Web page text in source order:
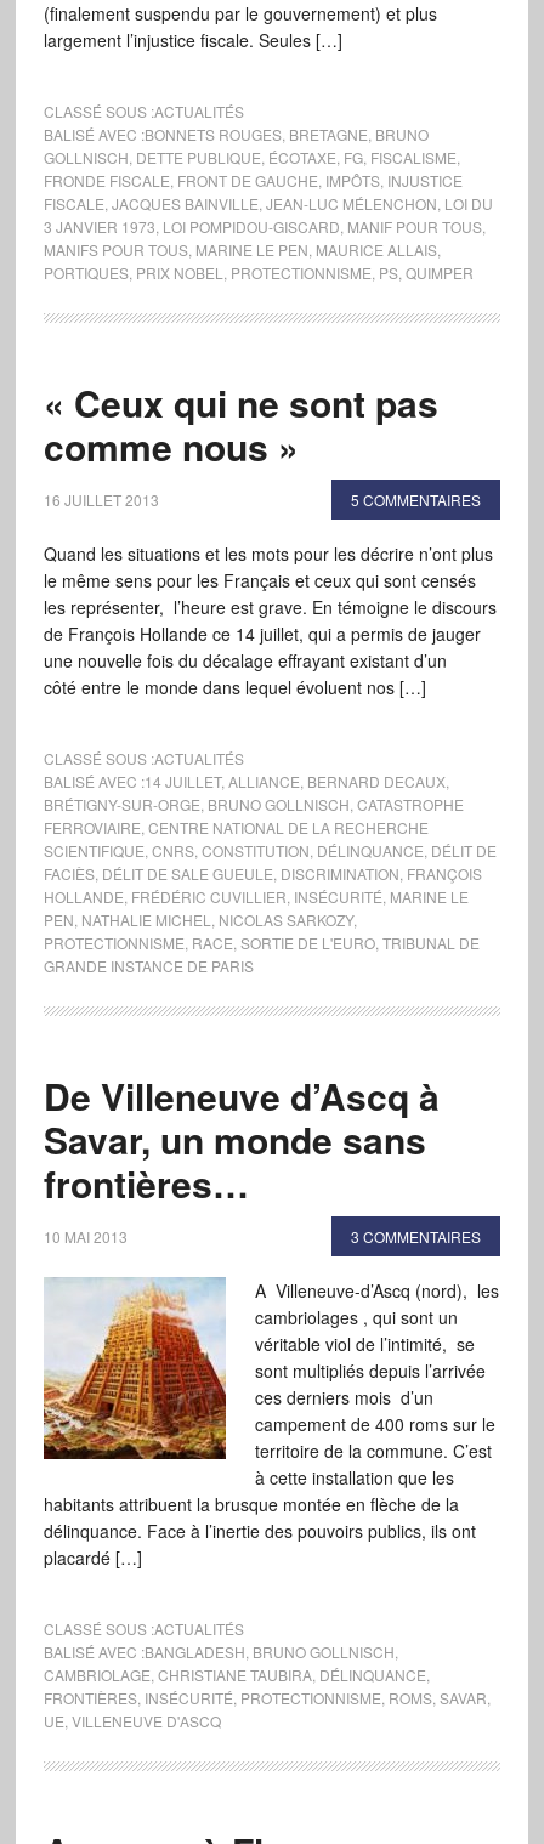
(finalement suspendu par le gouvernement) et plus
largement l’injustice fiscale. Seules […]
CLASSÉ SOUS :ACTUALITÉS
BALISÉ AVEC :BONNETS ROUGES, BRETAGNE BRUNO
GOLLNISCH DETTE PUBLIQUE ÉCOTAXE FG, FISCALISME
FRONDE FISCALE FRONT DE GAUCHE IMPÔTS, INJUSTICE
FISCALE JACQUES BAINVILLE JEAN-LUC MÉLENCHON LOI DU
3 JANVIER 1973 LOI POMPIDOU-GISCARD MANIF POUR TOUS,
MANIFS POUR TOUS, MARINE LE PEN MAURICE ALLAIS,
PORTIQUES, PRIX NOBEL PROTECTIONNISME PS, QUIMPER
« Ceux qui ne sont pas
comme nous »
16 JUILLET 2013 5 COMMENTAIRES
Quand les situations et les mots pour les décrire n’ont plus
le même sens pour les Français et ceux qui sont censés
les représenter, l’heure est grave. En témoigne le discours
de François Hollande ce 14 juillet, qui a permis de jauger
une nouvelle fois du décalage effrayant existant d’un
côté entre le monde dans lequel évoluent nos […]
CLASSÉ SOUS :ACTUALITÉS
BALISÉ AVEC :14 JUILLET, ALLIANCE BERNARD DECAUX,
BRÉTIGNY-SUR-ORGE BRUNO GOLLNISCH CATASTROPHE
FERROVIAIRE CENTRE NATIONAL DE LA RECHERCHE
SCIENTIFIQUE CNRS, CONSTITUTION DÉLINQUANCE DÉLIT DE
FACIÈS, DÉLIT DE SALE GUEULE DISCRIMINATION FRANÇOIS
HOLLANDE FRÉDÉRIC CUVILLIER INSÉCURITÉ MARINE LE
PEN NATHALIE MICHEL NICOLAS SARKOZY,
PROTECTIONNISME RACE SORTIE DE L'EURO, TRIBUNAL DE
GRANDE INSTANCE DE PARIS
De Villeneuve d’Ascq à
Savar, un monde sans
frontières…
10 MAI 2013 3 COMMENTAIRES
A Villeneuve-d’Ascq (nord), les
cambriolages , qui sont un
véritable viol de l’intimité, se
sont multipliés depuis l’arrivée
ces derniers mois d’un
campement de 400 roms sur le
territoire de la commune. C’est
à cette installation que les
habitants attribuent la brusque montée en flèche de la
délinquance. Face à l’inertie des pouvoirs publics, ils ont
placardé […]
CLASSÉ SOUS :ACTUALITÉS
BALISÉ AVEC :BANGLADESH BRUNO GOLLNISCH
CAMBRIOLAGE CHRISTIANE TAUBIRA, DÉLINQUANCE
FRONTIÈRES, INSÉCURITÉ PROTECTIONNISME ROMS, SAVAR
UE VILLENEUVE D'ASCQ